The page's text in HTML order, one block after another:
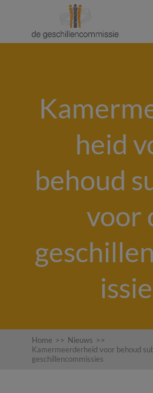
heid
behoud
voor
Home >> Nieuws >>
Kamermeerderheid voor behoud
geschillencommissies